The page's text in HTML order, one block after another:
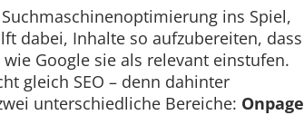
ins Spiel,
dabei, Inhalte so aufzubereiten, dass
Google sie als relevant einstufen.
gleich SEO – denn dahinter
unterschiedliche Bereiche: Onpage